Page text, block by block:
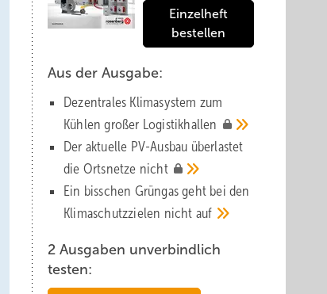
Einzelheft
bestellen
Aus der Ausgabe:
Dezentrales Klimasystem zum
Kühlen großer Logistik­hallen
Der aktuelle PV-Ausbau über­lastet
die Orts­netze nicht
Ein bisschen Grüngas geht bei den
Klima­schutz­zielen nicht auf
2 Ausgaben unverbindlich
testen: